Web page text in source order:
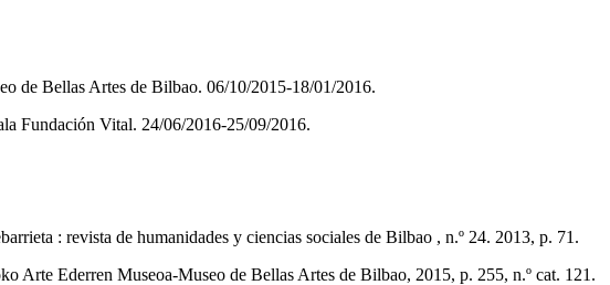
de Bellas Artes de Bilbao. 06/10/2015-18/01/2016.
Fundación Vital. 24/06/2016-25/09/2016.
: revista de humanidades y ciencias sociales de Bilbao , n.º 24. 2013, p. 71.
Arte Ederren Museoa-Museo de Bellas Artes de Bilbao, 2015, p. 255, n.º cat. 121.